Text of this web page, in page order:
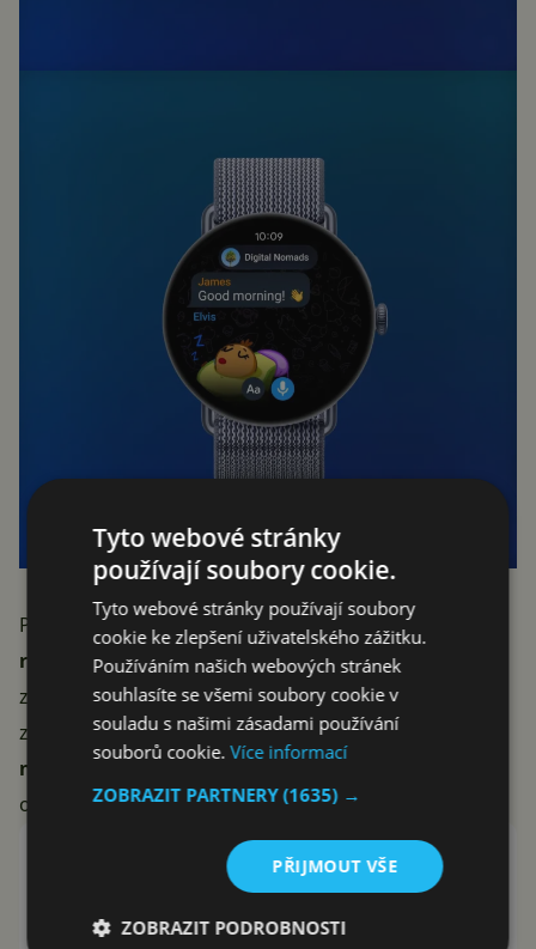
Psát jde dvěma způsoby: klasicky text, nebo zprávu
rovnou nadiktujete jako hlasovku. Příchozí hlasové
zprávy si na hodinkách i přehrajete. Po ruce máte i
základní správu konverzací –chat ztlumíte, připnete
nahoru nebo smažete zprávu
omylem.
Máte Pixel Watch? Obří
aktualizace Wear OS 7 dorazí co
nevidět!
Tyto webové stránky
používají soubory cookie.
Tyto webové stránky používají soubory
cookie ke zlepšení uživatelského zážitku.
Používáním našich webových stránek
souhlasíte se všemi soubory cookie v
souladu s našimi zásadami používání
souborů cookie.Více informací
ZOBRAZIT PARTNERY(1635) →
PŘIJMOUT VŠE
ZOBRAZIT PODROBNOSTI